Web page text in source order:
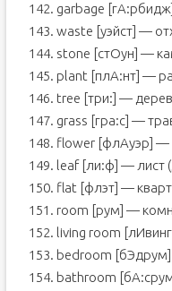
142. garbage
143. waste [уэйст] —
144. stone [стОун] —
145. plant [плА:нт] —
146. tree [три:] —
147. grass [гра:с] —
148. flower [флАуэр] —
149. leaf [ли:ф] — лист
150. flat [флэт] —
151. room [рум] —
152. living room
153. bedroom
154. bathroom